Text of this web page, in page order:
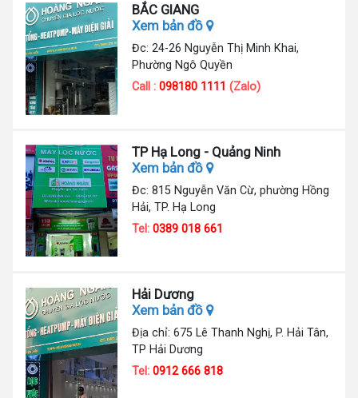
BẮC GIANG
Xem bản đồ
Đc: 24-26 Nguyễn Thị Minh Khai,
Phường Ngô Quyền
Call :098180 1111 (Zalo)
TP Hạ Long - Quảng Ninh
Xem bản đồ
Đc: 815 Nguyễn Văn Cừ, phường Hồng
Hải, TP. Hạ Long
Tel:0389 018 661
Hải Dương
Xem bản đồ
Địa chỉ: 675 Lê Thanh Nghị, P. Hải Tân,
TP Hải Dương
Tel:0912 666 818